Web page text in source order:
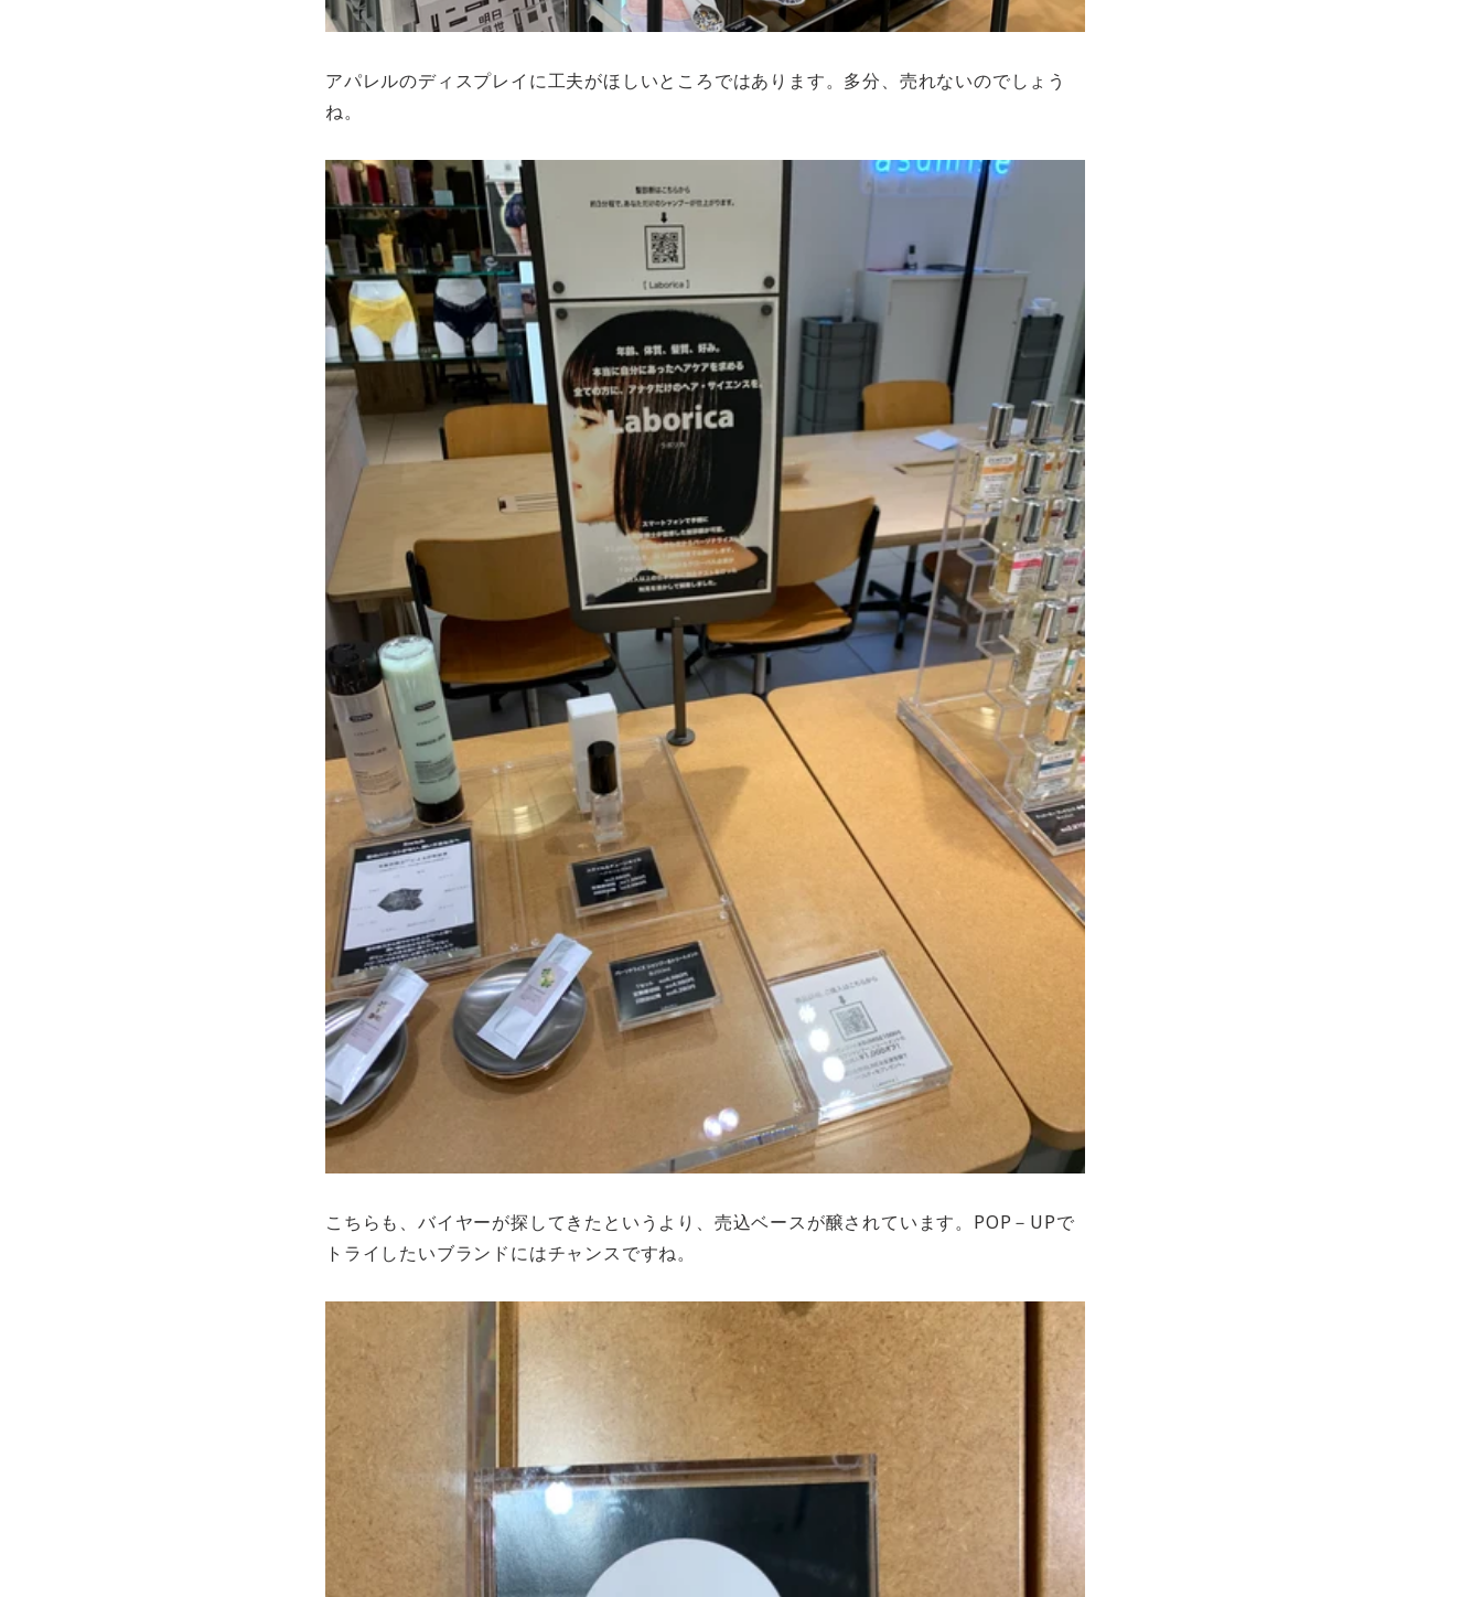
アパレルのディスプレイに工夫がほしいところではあります。多分、売れないのでしょう
ね。
こちらも、バイヤーが探してきたというより、売込ベースが醸されています。POP－UPで
トライしたいブランドにはチャンスですね。